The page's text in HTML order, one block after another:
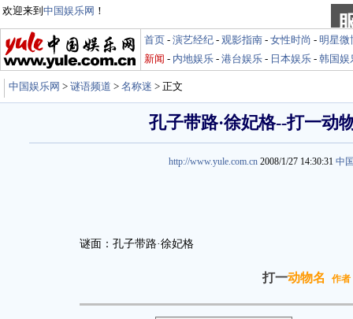
欢迎来到 中国娱乐网 ！
首页 - 演艺经纪 - 观影指南 - 女性时尚 - 明星微
新闻 - 内地娱乐 - 港台娱乐 - 日本娱乐 - 韩国娱
中国娱乐网 > 谜语频道 > 名称迷 > 正文
孔子带路·徐妃格--打一动
http://www.yule.com.cn 2008/1/27 14:30:31 中
谜面：孔子带路·徐妃格
打一动物名 作者